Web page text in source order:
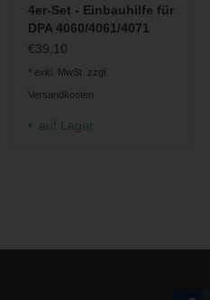
4er-Set - Einbauhilfe für
DPA 4060/4061/4071
€39,10
* exkl. MwSt. zzgl.
Versandkosten
auf Lager